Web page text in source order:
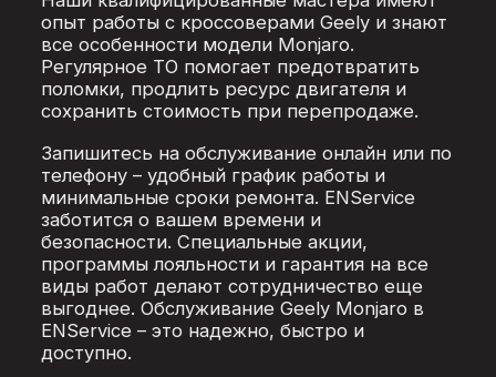
опыт работы с кроссоверами Geely и знают
все особенности модели Monjaro.
Регулярное ТО помогает предотвратить
поломки, продлить ресурс двигателя и
сохранить стоимость при перепродаже.
Запишитесь на обслуживание онлайн или по
телефону – удобный график работы и
минимальные сроки ремонта. ENService
заботится о вашем времени и
безопасности. Специальные акции,
программы лояльности и гарантия на все
виды работ делают сотрудничество еще
выгоднее. Обслуживание Geely Monjaro в
ENService – это надежно, быстро и
доступно.